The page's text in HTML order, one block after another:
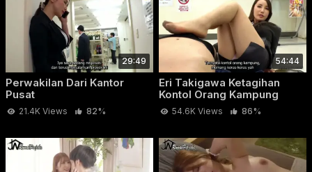
29:49
Perwakilan Dari Kantor
Pusat
21.4K Views 82%
54:44
Eri Takigawa Ketagihan
Kontol Orang Kampung
54.6K Views 86%